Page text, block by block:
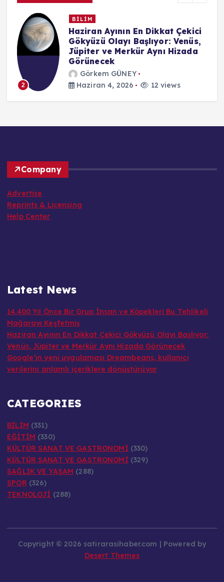
BİLİM
Google’ın yeni uygulaması
Dreambeans, kullanıcı verilerini
anlamlı içeriklere dönüştürüyor
Görkem GÜNEY
Haziran 4, 2026
Company
Reprints & Licensing
Help Center
Mağarayı Keşfetmiş
Haziran Ayının En Dikkat Çekici Gökyüzü Olayı Başlıyor:
Venüs, Jüpiter ve Merkür Aynı Hizada Görünecek
Google’ın yeni uygulaması Dreambeans, kullanıcı
verilerini anlamlı içeriklere dönüştürüyor
EĞİTİM(330)
KÜLTÜR SANAT VE GASTRONOMİ
KÜLTÜR SANAT VE GASTRONOMİ(329)
SAĞLIK VE YAŞAM(288)
SPOR(326)
TEKNOLOJİ
Desert Themes